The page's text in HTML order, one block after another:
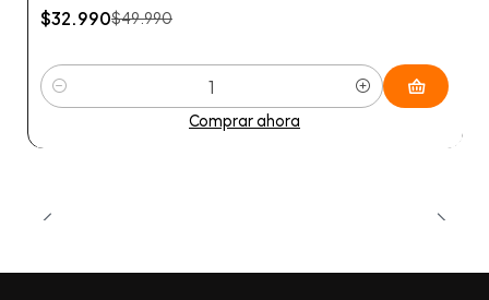
$32.990$49.990
Cantidad
Comprar ahora